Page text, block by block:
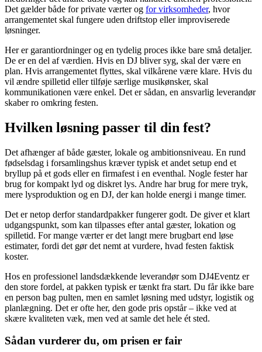
Det gælder både for private værter og for virksomheder, hvor
arrangementet skal fungere uden driftstop eller improviserede
løsninger.
Her er garantiordninger og en tydelig proces ikke bare små detaljer.
De er en del af værdien. Hvis en DJ bliver syg, skal der være en
plan. Hvis arrangementet flyttes, skal vilkårene være klare. Hvis du
vil ændre spilletid eller tilføje særlige musikønsker, skal
kommunikationen være enkel. Det er sådan, en ansvarlig leverandør
skaber ro omkring festen.
Hvilken løsning passer til din fest?
Det afhænger af både gæster, lokale og ambitionsniveau. En rund
fødselsdag i forsamlingshus kræver typisk et andet setup end et
bryllup på et gods eller en firmafest i en eventhal. Nogle fester har
brug for kompakt lyd og diskret lys. Andre har brug for mere tryk,
mere lysproduktion og en DJ, der kan holde energi i mange timer.
Det er netop derfor standardpakker fungerer godt. De giver et klart
udgangspunkt, som kan tilpasses efter antal gæster, lokation og
spilletid. For mange værter er det langt mere brugbart end løse
estimater, fordi det gør det nemt at vurdere, hvad festen faktisk
koster.
Hos en professionel landsdækkende leverandør som DJ4Eventz er
den store fordel, at pakken typisk er tænkt fra start. Du får ikke bare
en person bag pulten, men en samlet løsning med udstyr, logistik og
planlægning. Det er ofte her, den gode pris opstår – ikke ved at
skære kvaliteten væk, men ved at samle det hele ét sted.
Sådan vurderer du, om prisen er fair